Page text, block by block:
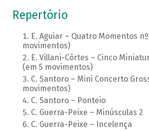
Repertório
E. Aguiar – Quatro Momentos
movimentos)
E. Villani-Côrtes – Cinco
(em 5 movimentos)
C. Santoro – Mini Concerto
movimentos)
C. Santoro – Ponteio
C. Guerra-Peixe – Minúsculas 2
C. Guerra-Peixe – Incelença